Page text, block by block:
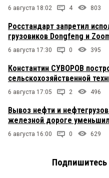
6 августа 18:02 4 803
Росстандарт запретил
грузовиков Dongfeng и
6 августа 17:30 0 395
Константин СУВОРОВ
сельскохозяйственной
6 августа 17:05 2 496
Вывоз нефти и
железной дороге
6 августа 16:00 0 629
Подпишитесь